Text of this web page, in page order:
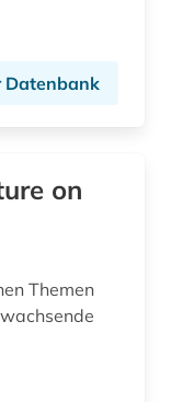
deutsche forschungsgemeinschaft (1)
Datenbank
on
Themen